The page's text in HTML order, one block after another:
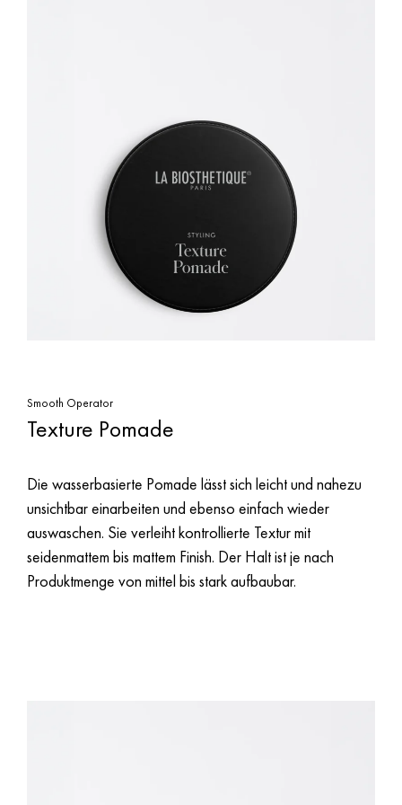
Smooth Operator
Texture Pomade
Die wasserbasierte Pomade lässt sich leicht und nahezu
unsichtbar einarbeiten und ebenso einfach wieder
auswaschen. Sie verleiht kontrollierte Textur mit
seidenmattem bis mattem Finish. Der Halt ist je nach
Produktmenge von mittel bis stark aufbaubar.